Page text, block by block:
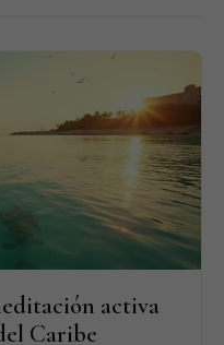
activa
Caribe